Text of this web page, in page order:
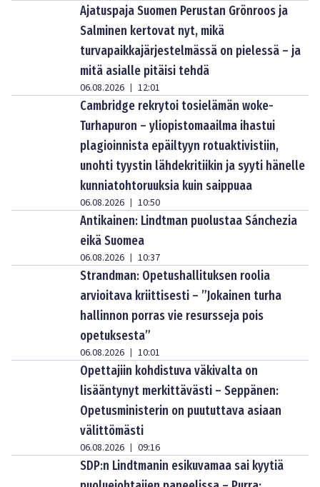
Ajatuspaja Suomen Perustan Grönroos ja
Salminen kertovat nyt, mikä
turvapaikkajärjestelmässä on pielessä – ja
mitä asialle pitäisi tehdä
06.08.2026 | 12:01
Cambridge rekrytoi tosielämän woke-
Turhapuron – yliopistomaailma ihastui
plagioinnista epäiltyyn rotuaktivistiin,
unohti tyystin lähdekritiikin ja syyti hänelle
kunniatohtoruuksia kuin saippuaa
06.08.2026 | 10:50
Antikainen: Lindtman puolustaa Sánchezia
eikä Suomea
06.08.2026 | 10:37
Strandman: Opetushallituksen roolia
arvioitava kriittisesti – ”Jokainen turha
hallinnon porras vie resursseja pois
opetuksesta”
06.08.2026 | 10:01
Opettajiin kohdistuva väkivalta on
lisääntynyt merkittävästi – Seppänen:
Opetusministerin on puututtava asiaan
välittömästi
06.08.2026 | 09:16
SDP:n Lindtmanin esikuvamaa sai kyytiä